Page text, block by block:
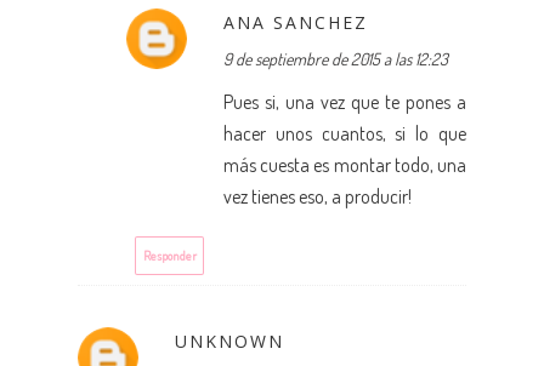
ANA SANCHEZ
9 de septiembre de 2015 a las 12:23
Pues si, una vez que te pones a
hacer unos cuantos, si lo que
más cuesta es montar todo, una
vez tienes eso, a producir!
Responder
UNKNOWN